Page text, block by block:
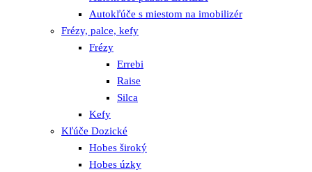
Autokľúče s miestom na imobilizér
Frézy, palce, kefy
Frézy
Errebi
Raise
Silca
Kefy
Kľúče Dozické
Hobes široký
Hobes úzky